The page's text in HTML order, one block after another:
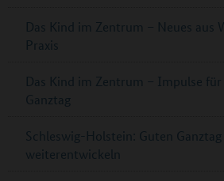
Das Kind im Zentrum – Neues aus
Praxis
Das Kind im Zentrum – Impulse
Ganztag
Schleswig-Holstein: Guten
weiterentwickeln